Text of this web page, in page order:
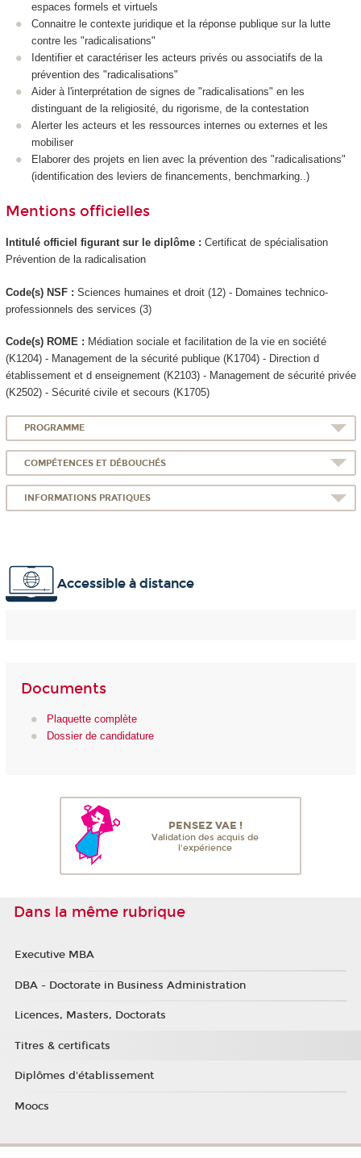
espaces formels et virtuels
Connaitre le contexte juridique et la réponse publique sur la lutte
contre les "radicalisations"
Identifier et caractériser les acteurs privés ou associatifs de la
prévention des "radicalisations"
Aider à l'interprétation de signes de "radicalisations" en les
distinguant de la religiosité, du rigorisme, de la contestation
Alerter les acteurs et les ressources internes ou externes et les
mobiliser
Elaborer des projets en lien avec la prévention des "radicalisations"
(identification des leviers de financements, benchmarking..)
Mentions officielles
Intitulé officiel figurant sur le diplôme : Certificat de spécialisation
Prévention de la radicalisation
Code(s) NSF : Sciences humaines et droit (12) - Domaines technico-
professionnels des services (3)
Code(s) ROME : Médiation sociale et facilitation de la vie en société
(K1204) - Management de la sécurité publique (K1704) - Direction d
établissement et d enseignement (K2103) - Management de sécurité privée
(K2502) - Sécurité civile et secours (K1705)
PROGRAMME
COMPÉTENCES ET DÉBOUCHÉS
INFORMATIONS PRATIQUES
Accessible à distance
Documents
Plaquette complète
Dossier de candidature
PENSEZ VAE !
Validation des acquis de
l'expérience
Dans la même rubrique
Executive MBA
DBA - Doctorate in Business Administration
Licences, Masters, Doctorats
Titres & certificats
Diplômes d'établissement
Moocs